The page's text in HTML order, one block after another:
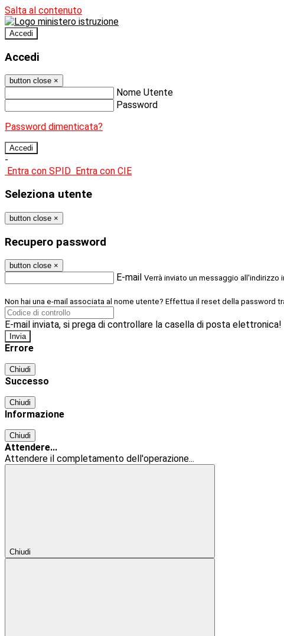
Salta al contenuto
Accedi
Accedi
button close ×
Nome Utente
Password
Password dimenticata?
-
Entra con SPID Entra con CIE
Seleziona utente
button close ×
Recupero password
button close ×
E-mail Verrà inviato un messaggio
Non hai una e-mail associata al nome utente? Effettua il reset della password
E-mail inviata, si prega di controllare la casella di posta elettronica!
Errore
Chiudi
Successo
Chiudi
Informazione
Chiudi
Attendere...
Attendere il completamento dell'operazione...
Chiudi